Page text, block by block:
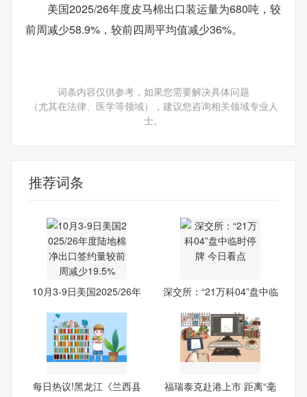
美国2025/26年度皮马棉出口装运量为680吨，较
前周减少58.9%，较前四周平均值减少36%。
词条内容仅供参考，如果您需要解决具体问题
（尤其在法律、医学等领域），建议您咨询相关领域专业人
士。
推荐词条
10月3-9日美国2025/26年
深交所：“21万科04”盘中临
每日热议!黑龙江《兰西县
福瑞泰克赴港上市 距离“毫